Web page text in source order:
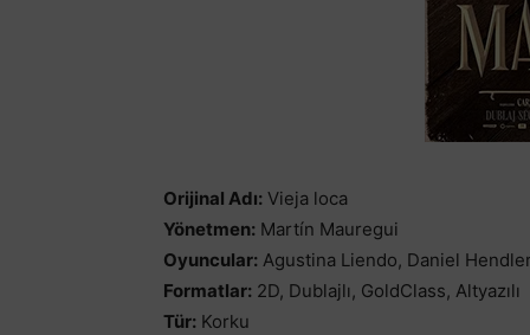
Orijinal Adı: Vieja loca
Yönetmen: Martín Mauregui
Oyuncular: Agustina Liendo, Daniel
Formatlar: 2D, Dublajlı, GoldClass, Altyazılı
Tür: Korku